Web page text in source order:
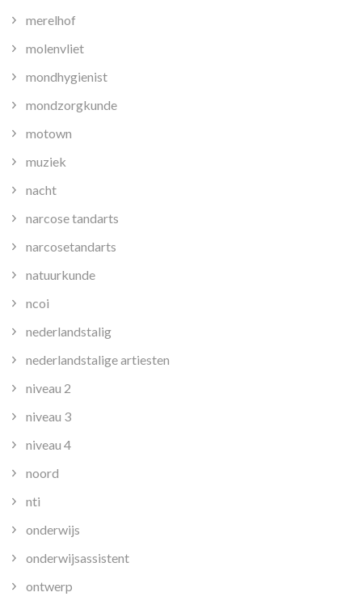
merelhof
molenvliet
mondhygienist
mondzorgkunde
motown
muziek
nacht
narcose tandarts
narcosetandarts
natuurkunde
ncoi
nederlandstalig
nederlandstalige artiesten
niveau 2
niveau 3
niveau 4
noord
nti
onderwijs
onderwijsassistent
ontwerp